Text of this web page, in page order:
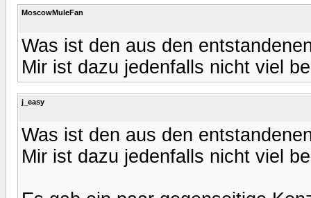
MoscowMuleFan
Was ist den aus den
Mir ist dazu jedenfalls nicht viel
j_easy
Was ist den aus den
Mir ist dazu jedenfalls nicht viel